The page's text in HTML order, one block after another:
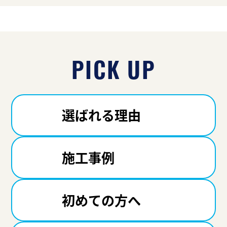
PICK UP
選ばれる理由
施工事例
初めての方へ